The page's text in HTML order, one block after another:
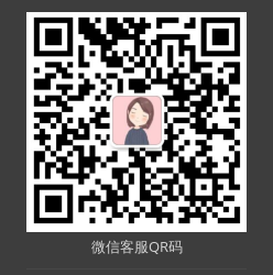
微信客服QR码